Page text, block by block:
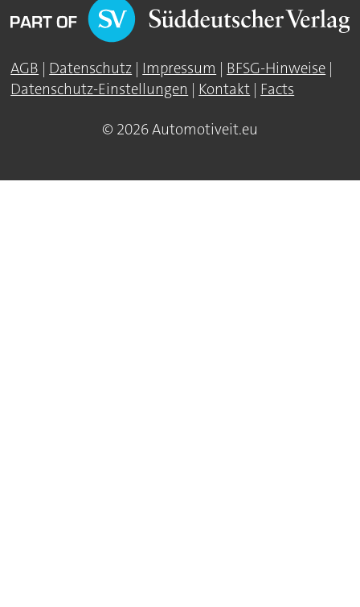
AGB | Datenschutz | Impressum | BFSG-Hinweise |
Datenschutz-Einstellungen | Kontakt | Facts
© 2026 Automotiveit.eu